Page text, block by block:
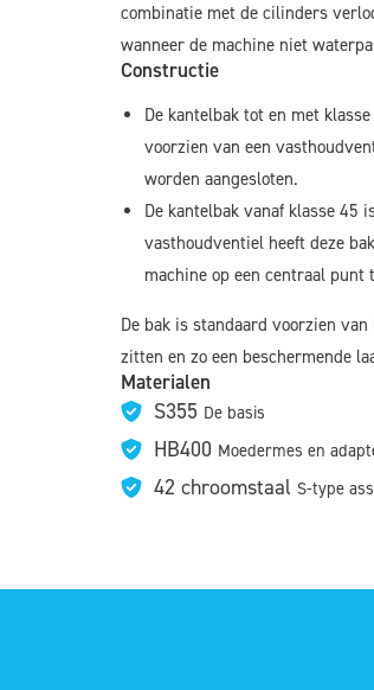
combinatie met de cilinders
wanneer de machine niet
Constructie
De kantelbak tot en met
voorzien van een
worden aangesloten.
De kantelbak vanaf klasse 45
vasthoudventiel heeft deze
machine op een centraal punt
De bak is standaard voorzien
zitten en zo een beschermende
Materialen
S355 De basis
HB400 Moedermes en
42 chroomstaal S-type